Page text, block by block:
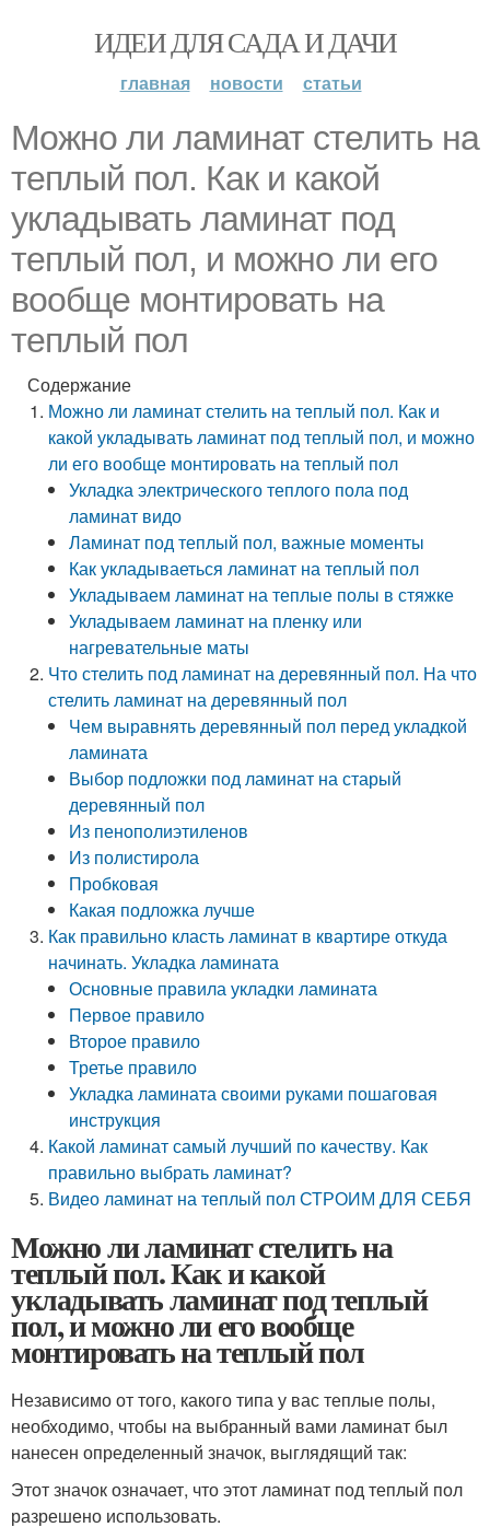
ИДЕИ ДЛЯ САДА И ДАЧИ
главная новости статьи
Можно ли ламинат стелить на
теплый пол. Как и какой
укладывать ламинат под
теплый пол, и можно ли его
вообще монтировать на
теплый пол
Содержание
Можно ли ламинат стелить на теплый пол. Как и
какой укладывать ламинат под теплый пол, и можно
ли его вообще монтировать на теплый пол
Укладка электрического теплого пола под
ламинат видо
Ламинат под теплый пол, важные моменты
Как укладываеться ламинат на теплый пол
Укладываем ламинат на теплые полы в стяжке
Укладываем ламинат на пленку или
нагревательные маты
Что стелить под ламинат на деревянный пол. На что
стелить ламинат на деревянный пол
Чем выравнять деревянный пол перед укладкой
ламината
Выбор подложки под ламинат на старый
деревянный пол
Из пенополиэтиленов
Из полистирола
Пробковая
Какая подложка лучше
Как правильно класть ламинат в квартире откуда
начинать. Укладка ламината
Основные правила укладки ламината
Первое правило
Второе правило
Третье правило
Укладка ламината своими руками пошаговая
инструкция
Какой ламинат самый лучший по качеству. Как
правильно выбрать ламинат?
Видео ламинат на теплый пол СТРОИМ ДЛЯ СЕБЯ
Можно ли ламинат стелить на
теплый пол. Как и какой
укладывать ламинат под теплый
пол, и можно ли его вообще
монтировать на теплый пол
Независимо от того, какого типа у вас теплые полы,
необходимо, чтобы на выбранный вами ламинат был
нанесен определенный значок, выглядящий так:
Этот значок означает, что этот ламинат под теплый пол
разрешено использовать.